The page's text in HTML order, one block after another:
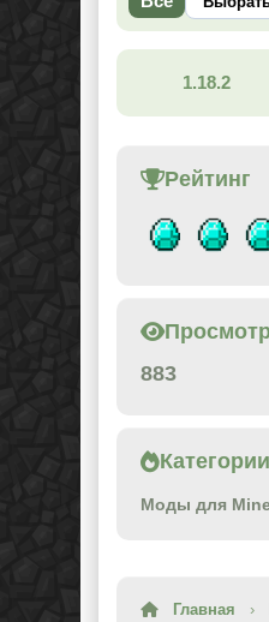
1.18.2
Рейтинг
883
Категории
Моды для
Главная ›